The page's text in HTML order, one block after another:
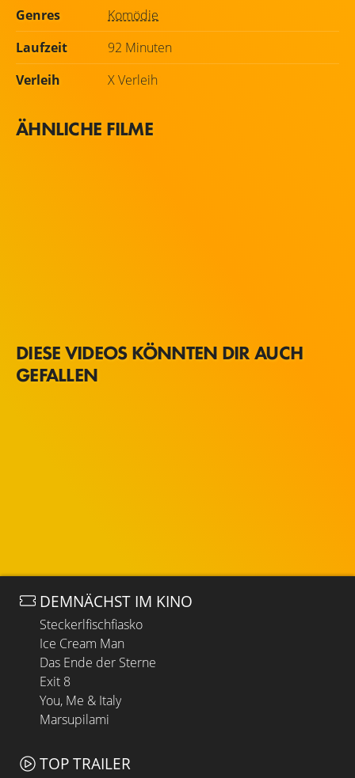
Genres
Komödie
Laufzeit
92 Minuten
Verleih
X Verleih
ÄHNLICHE FILME
DIESE VIDEOS KÖNNTEN DIR AUCH
GEFALLEN
DEMNÄCHST IM KINO
Steckerlfischfiasko
Ice Cream Man
Das Ende der Sterne
Exit 8
You, Me & Italy
Marsupilami
TOP TRAILER